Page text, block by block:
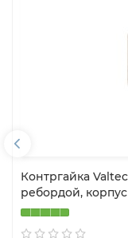
Контргайка
ребордой,